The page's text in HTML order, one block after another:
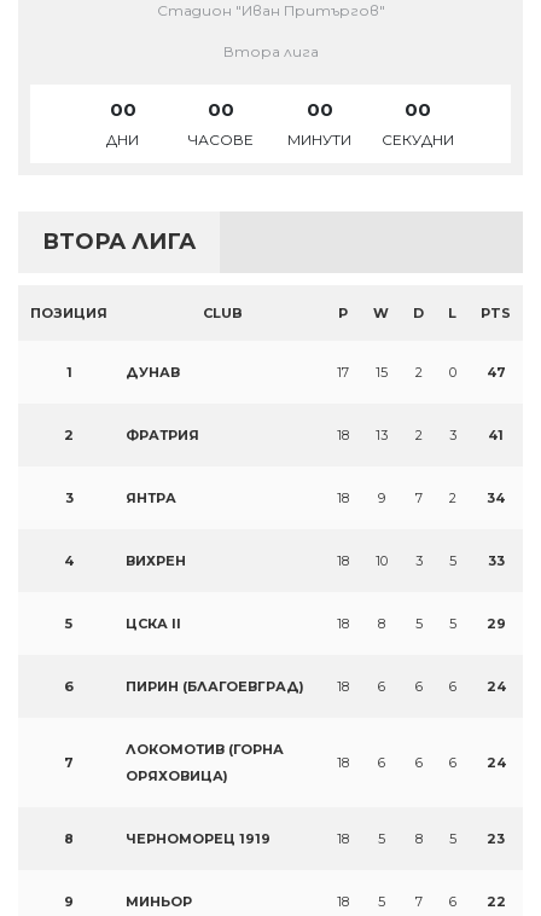
Стадион "Иван Притъргов"
Втора лига
00
ДНИ
00
ЧАСОВЕ
00
МИНУТИ
00
СЕКУДНИ
ВТОРА ЛИГА
ПОЗИЦИЯ CLUB P W D L PTS
1 ДУНАВ 17 15 2 0 47
2 ФРАТРИЯ 18 13 2 3 41
3 ЯНТРА 18 9 7 2 34
4 ВИХРЕН 18 10 3 5 33
5 ЦСКА II 18 8 5 5 29
6 ПИРИН (БЛАГОЕВГРАД) 18 6 6 6 24
7
ЛОКОМОТИВ (ГОРНА
ОРЯХОВИЦА)
18 6 6 6 24
8 ЧЕРНОМОРЕЦ 1919 18 5 8 5 23
9 МИНЬОР 18 5 7 6 22